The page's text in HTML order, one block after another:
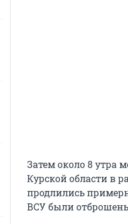
Затем около 8 утра
Курской области в
продлились
ВСУ были